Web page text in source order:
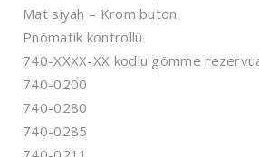
Mat siyah – Krom buton
Pnömatik kontrollü
740-XXXX-XX kodlu gömme
740-0200
740-0280
740-0285